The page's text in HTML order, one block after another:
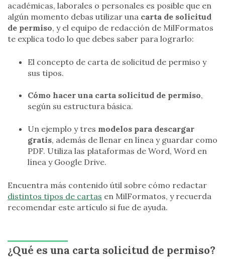
académicas, laborales o personales es posible que en
algún momento debas utilizar una carta de solicitud
de permiso, y el equipo de redacción de MilFormatos
te explica todo lo que debes saber para lograrlo:
El concepto de carta de solicitud de permiso y
sus tipos.
Cómo hacer una carta solicitud de permiso,
según su estructura básica.
Un ejemplo y tres modelos para descargar
gratis, además de llenar en línea y guardar como
PDF. Utiliza las plataformas de Word, Word en
línea y Google Drive.
Encuentra más contenido útil sobre cómo redactar
distintos tipos de cartas en MilFormatos, y recuerda
recomendar este artículo si fue de ayuda.
¿Qué es una carta solicitud de permiso?